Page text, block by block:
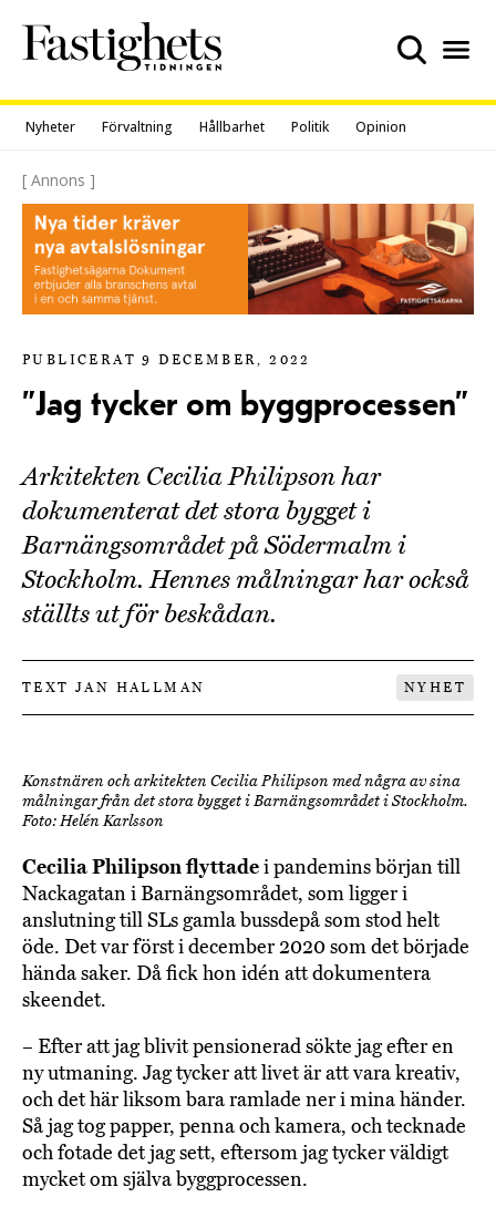
content
Nyheter Förvaltning Hållbarhet Politik Opinion
[ Annons ]
PUBLICERAT 9 DECEMBER, 2022
”Jag tycker om byggprocessen”
Arkitekten Cecilia Philipson har
dokumenterat det stora bygget i
Barnängsområdet på Södermalm i
Stockholm. Hennes målningar har också
ställts ut för beskådan.
TEXT JAN HALLMAN NYHET
Konstnären och arkitekten Cecilia Philipson med några av sina
målningar från det stora bygget i Barnängsområdet i Stockholm.
Foto: Helén Karlsson
Cecilia Philipson flyttadei pandemins början till
Nackagatan i Barnängsområdet, som ligger i
anslutning till SLs gamla bussdepå som stod helt
öde. Det var först i december 2020 som det började
hända saker. Då fick hon idén att dokumentera
skeendet.
– Efter att jag blivit pensionerad sökte jag efter en
ny utmaning. Jag tycker att livet är att vara kreativ,
och det här liksom bara ramlade ner i mina händer.
Så jag tog papper, penna och kamera, och tecknade
och fotade det jag sett, eftersom jag tycker väldigt
mycket om själva byggprocessen.